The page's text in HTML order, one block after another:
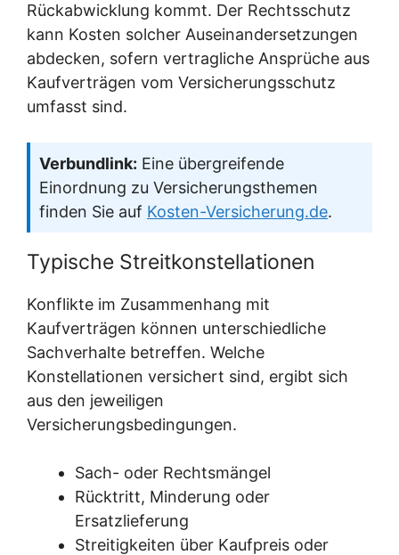
Rückabwicklung kommt. Der Rechtsschutz
kann Kosten solcher Auseinandersetzungen
abdecken, sofern vertragliche Ansprüche aus
Kaufverträgen vom Versicherungsschutz
umfasst sind.
Verbundlink: Eine übergreifende
Einordnung zu Versicherungsthemen
finden Sie auf Kosten-Versicherung.de.
Typische Streitkonstellationen
Konflikte im Zusammenhang mit
Kaufverträgen können unterschiedliche
Sachverhalte betreffen. Welche
Konstellationen versichert sind, ergibt sich
aus den jeweiligen
Versicherungsbedingungen.
Sach- oder Rechtsmängel
Rücktritt, Minderung oder
Ersatzlieferung
Streitigkeiten über Kaufpreis oder